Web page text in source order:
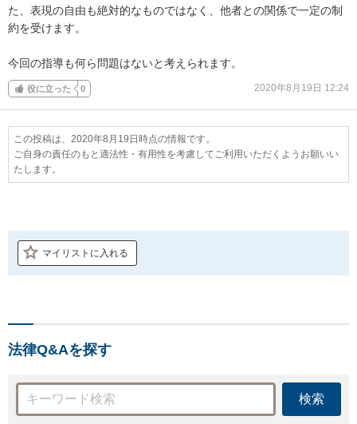
た、表現の自由も絶対的なものではなく、他者との関係で一定の制
約を受けます。
今回の指導も何ら問題はないと考えられます。
役に立った 0 2020年8月19日 12:24
この投稿は、2020年8月19日時点の情報です。
ご自身の責任のもと適法性・有用性を考慮してご利用いただくようお願いい
たします。
マイリストに入れる
法律Q&Aを探す
検索